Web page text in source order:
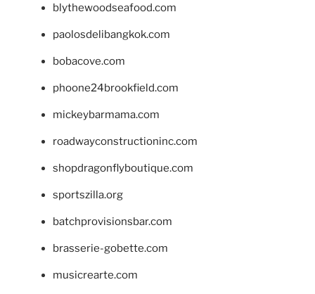
blythewoodseafood.com
paolosdelibangkok.com
bobacove.com
phoone24brookfield.com
mickeybarmama.com
roadwayconstructioninc.com
shopdragonflyboutique.com
sportszilla.org
batchprovisionsbar.com
brasserie-gobette.com
musicrearte.com